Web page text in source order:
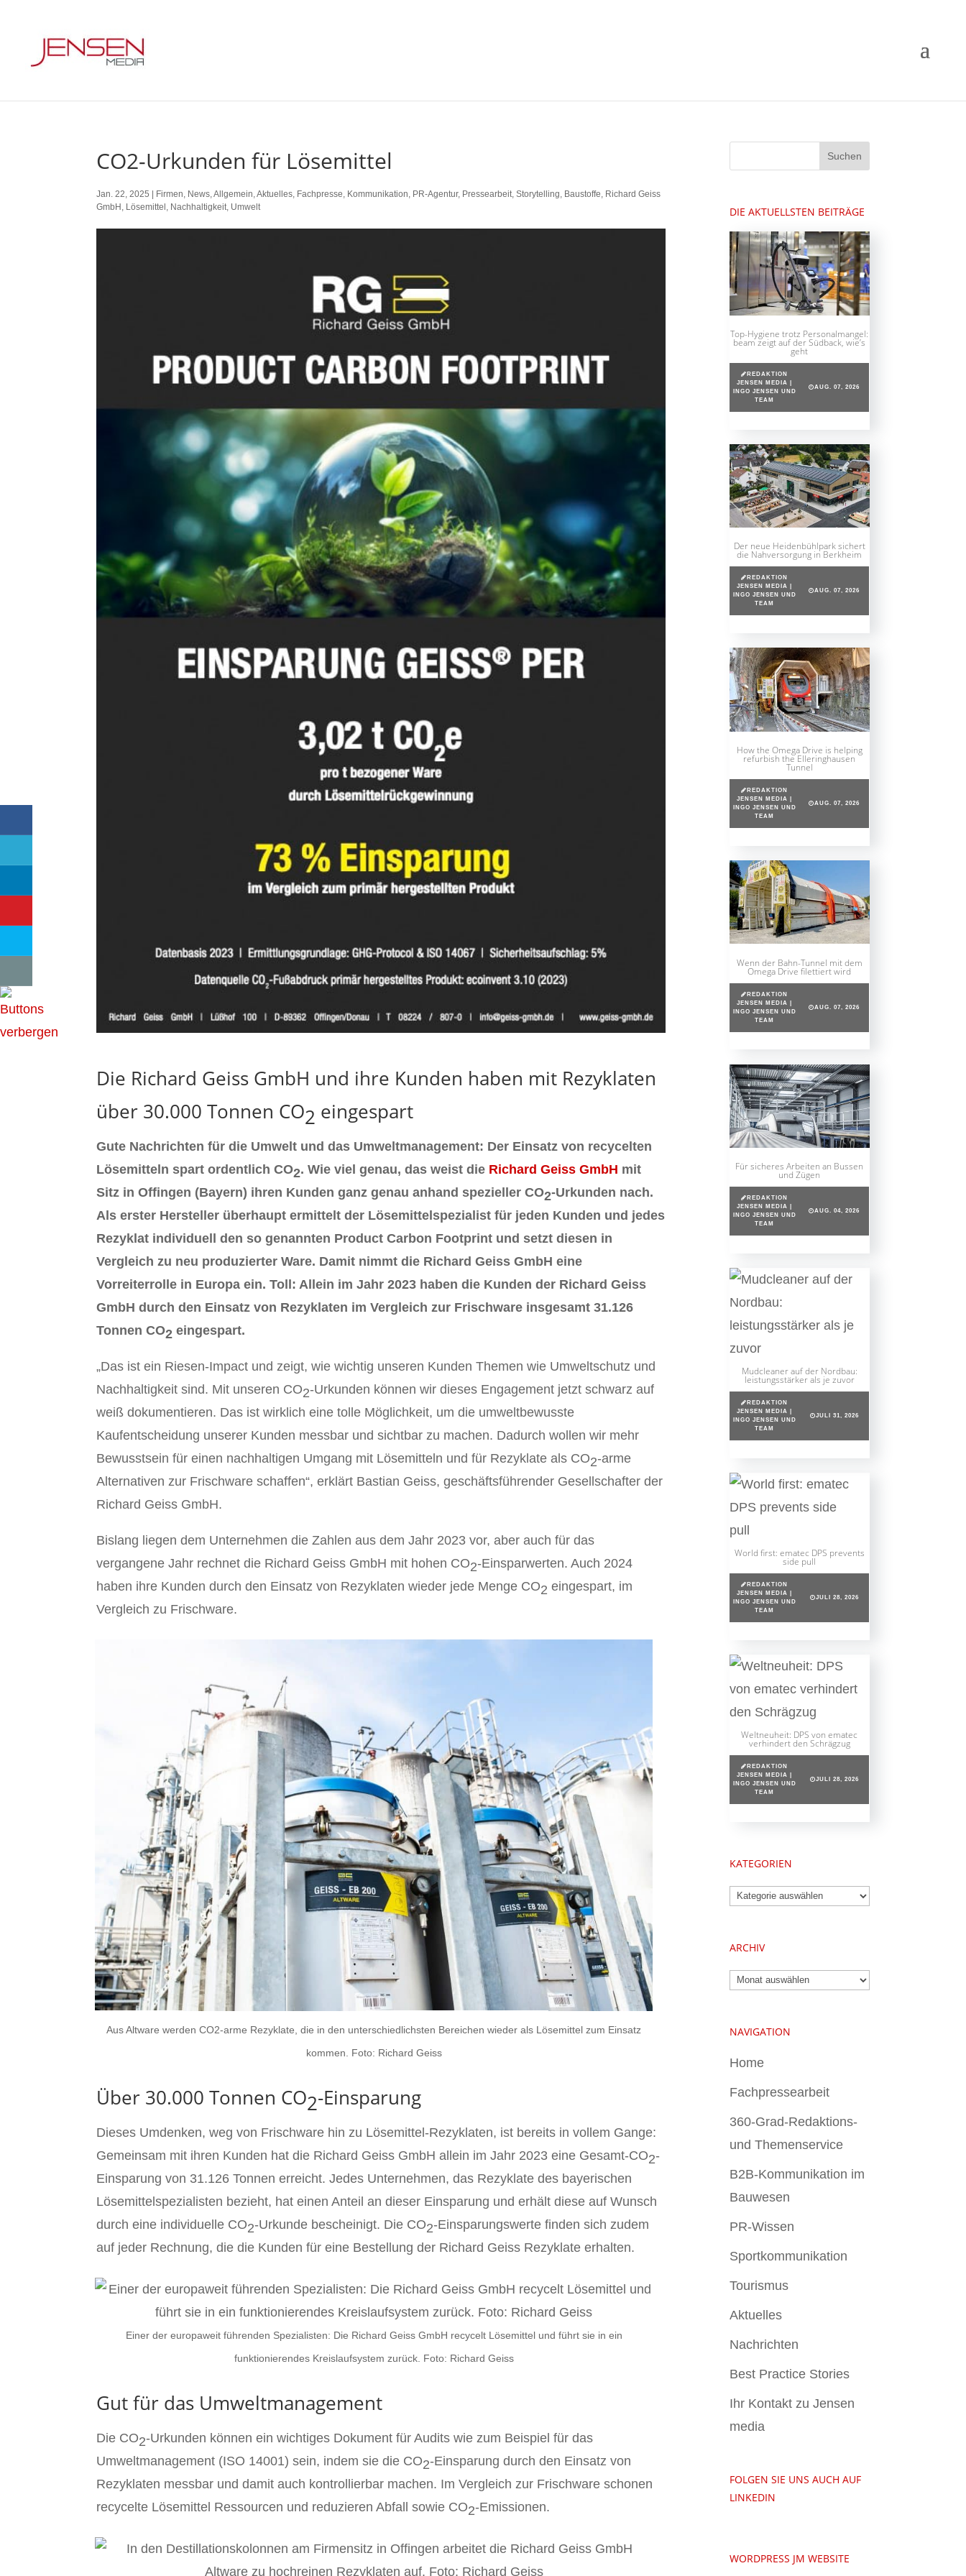
CO2-Urkunden für Lösemittel
Jan. 22, 2025 Firmen, News,Allgemein,Aktuelles, Fachpresse, Kommunikation, PR-Agentur, Pressearbeit,Storytelling, Baustoffe, Richard Geiss
GmbH , Lösemittel , Nachhaltigkeit, Umwelt
Die Richard Geiss GmbH und ihre Kunden haben mit Rezyklaten
über 30.000 Tonnen CO2 eingespart
Gute Nachrichten für die Umwelt und das Umweltmanagement: Der Einsatz von recycelten
Lösemitteln spart ordentlich CO2. Wie viel genau, das weist die Richard Geiss GmbH mit
Sitz in Offingen (Bayern) ihren Kunden ganz genau anhand spezieller CO2-Urkunden nach.
Als erster Hersteller überhaupt ermittelt der Lösemittelspezialist für jeden Kunden und jedes
Rezyklat individuell den so genannten Product Carbon Footprint und setzt diesen in
Vergleich zu neu produzierter Ware. Damit nimmt die Richard Geiss GmbH eine
Vorreiterrolle in Europa ein. Toll: Allein im Jahr 2023 haben die Kunden der Richard Geiss
GmbH durch den Einsatz von Rezyklaten im Vergleich zur Frischware insgesamt 31.126
Tonnen CO2 eingespart.
„Das ist ein Riesen-Impact und zeigt, wie wichtig unseren Kunden Themen wie Umweltschutz und
Nachhaltigkeit sind. Mit unseren CO2-Urkunden können wir dieses Engagement jetzt schwarz auf
weiß dokumentieren. Das ist wirklich eine tolle Möglichkeit, um die umweltbewusste
Kaufentscheidung unserer Kunden messbar und sichtbar zu machen. Dadurch wollen wir mehr
Bewusstsein für einen nachhaltigen Umgang mit Lösemitteln und für Rezyklate als CO2-arme
Alternativen zur Frischware schaffen“, erklärt Bastian Geiss, geschäftsführender Gesellschafter der
Richard Geiss GmbH.
Bislang liegen dem Unternehmen die Zahlen aus dem Jahr 2023 vor, aber auch für das
vergangene Jahr rechnet die Richard Geiss GmbH mit hohen CO2-Einsparwerten. Auch 2024
haben ihre Kunden durch den Einsatz von Rezyklaten wieder jede Menge CO2eingespart, im
Vergleich zu Frischware.
Aus Altware werden CO2-arme Rezyklate, die in den unterschiedlichsten Bereichen wieder als Lösemittel zum Einsatz
kommen. Foto: Richard Geiss
Über 30.000 Tonnen CO2-Einsparung
Dieses Umdenken, weg von Frischware hin zu Lösemittel-Rezyklaten, ist bereits in vollem Gange:
Gemeinsam mit ihren Kunden hat die Richard Geiss GmbH allein im Jahr 2023 eine Gesamt-CO2-
Einsparung von 31.126 Tonnen erreicht. Jedes Unternehmen, das Rezyklate des bayerischen
Lösemittelspezialisten bezieht, hat einen Anteil an dieser Einsparung und erhält diese auf Wunsch
durch eine individuelle CO2-Urkunde bescheinigt. Die CO2-Einsparungswerte finden sich zudem
auf jeder Rechnung, die die Kunden für eine Bestellung der Richard Geiss Rezyklate erhalten.
Einer der europaweit führenden Spezialisten: Die Richard Geiss GmbH recycelt Lösemittel und führt sie in ein
funktionierendes Kreislaufsystem zurück. Foto: Richard Geiss
Gut für das Umweltmanagement
Die CO2-Urkunden können ein wichtiges Dokument für Audits wie zum Beispiel für das
Umweltmanagement (ISO 14001) sein, indem sie die CO2-Einsparung durch den Einsatz von
Rezyklaten messbar und damit auch kontrollierbar machen. Im Vergleich zur Frischware schonen
recycelte Lösemittel Ressourcen und reduzieren Abfall sowie CO2-Emissionen.
DIE AKTUELLSTEN BEITRÄGE
Top-Hygiene trotz Personalmangel:
beam zeigt auf der Südback, wie’s
geht
REDAKTION
JENSEN MEDIA |
INGO JENSEN UND
TEAM
AUG. 07, 2026
Der neue Heidenbühlpark sichert
die Nahversorgung in Berkheim
REDAKTION
JENSEN MEDIA |
INGO JENSEN UND
TEAM
AUG. 07, 2026
How the Omega Drive is helping
refurbish the Elleringhausen
Tunnel
REDAKTION
JENSEN MEDIA |
INGO JENSEN UND
TEAM
AUG. 07, 2026
Wenn der Bahn-Tunnel mit dem
Omega Drive filettiert wird
REDAKTION
JENSEN MEDIA |
INGO JENSEN UND
TEAM
AUG. 07, 2026
Für sicheres Arbeiten an Bussen
und Zügen
REDAKTION
JENSEN MEDIA |
INGO JENSEN UND
TEAM
AUG. 04, 2026
Mudcleaner auf der Nordbau:
leistungsstärker als je zuvor
REDAKTION
JENSEN MEDIA |
INGO JENSEN UND
TEAM
JULI 31, 2026
World first: ematec DPS prevents
side pull
REDAKTION
JENSEN MEDIA |
INGO JENSEN UND
TEAM
JULI 28, 2026
Weltneuheit: DPS von ematec
verhindert den Schrägzug
REDAKTION
JENSEN MEDIA |
INGO JENSEN UND
TEAM
JULI 28, 2026
KATEGORIEN
Kategorien
ARCHIV
Archiv
NAVIGATION
Home
Fachpressearbeit
360-Grad-Redaktions-
und Themenservice
B2B-Kommunikation im
Bauwesen
PR-Wissen
Sportkommunikation
Tourismus
Aktuelles
Nachrichten
Best Practice Stories
Ihr Kontakt zu Jensen
media
FOLGEN SIE UNS AUCH AUF
LINKEDIN
WORDPRESS JM WEBSITE